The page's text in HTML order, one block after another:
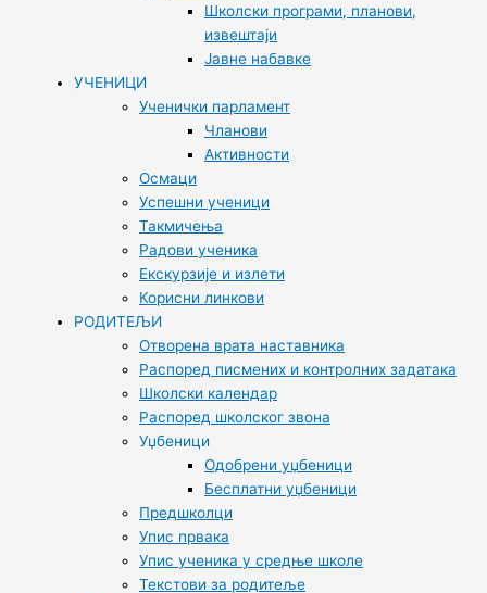
Школски програми, планови,
извештаји
Јавне набавке
УЧЕНИЦИ
Ученички парламент
Чланови
Активности
Осмаци
Успешни ученици
Такмичења
Радови ученика
Екскурзије и излети
Корисни линкови
РОДИТЕЉИ
Отворена врата наставника
Распоред писмених и контролних задатака
Школски календар
Распоред школског звона
Уџбеници
Одобрени уџбеници
Бесплатни уџбеници
Предшколци
Упис првака
Упис ученика у средње школе
Текстови за родитеље